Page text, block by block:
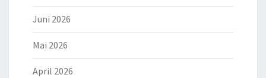
Juni 2026
Mai 2026
April 2026